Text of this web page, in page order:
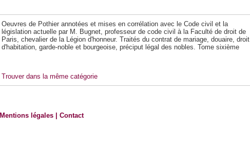
Oeuvres de Pothier annotées et mises en corrélation avec le Code civil et la
législation actuelle par M. Bugnet, professeur de code civil à la Faculté de droit de
Paris, chevalier de la Légion d'honneur. Traités du contrat de mariage, douaire, droit
d'habitation, garde-noble et bourgeoise, préciput légal des nobles. Tome sixième
Trouver dans la même catégorie
Mentions légales |Contact